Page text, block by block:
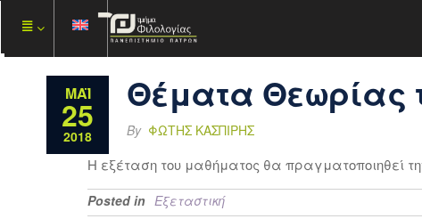
ΜΆΙ
25
2018
Θέματα Θεωρίας
By ΦΏΤΗΣ ΚΑΣΠΊΡΗΣ
Η εξέταση του μαθήματος θα πραγματοποιηθεί
Posted in Εξεταστική